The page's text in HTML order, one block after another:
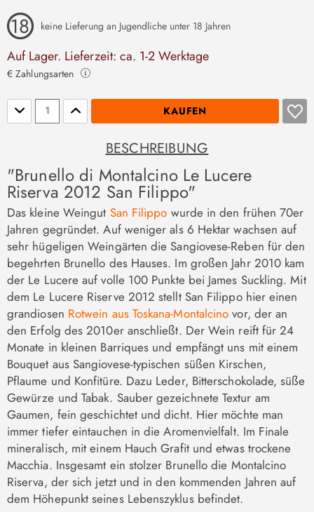
keine Lieferung an Jugendliche unter 18 Jahren
Auf Lager. Lieferzeit: ca. 1-2 Werktage
€ Zahlungsarten
Stückzahl KAUFEN
BESCHREIBUNG
"Brunello di Montalcino Le Lucere
Riserva 2012 San Filippo"
Das kleine Weingut San Filippo wurde in den frühen 70er
Jahren gegründet. Auf weniger als 6 Hektar wachsen auf
sehr hügeligen Weingärten die Sangiovese-Reben für den
begehrten Brunello des Hauses. Im großen Jahr 2010 kam
der Le Lucere auf volle 100 Punkte bei James Suckling. Mit
dem Le Lucere Riserve 2012 stellt San Filippo hier einen
grandiosen Rotwein aus Toskana-Montalcino vor, der an
den Erfolg des 2010er anschließt. Der Wein reift für 24
Monate in kleinen Barriques und empfängt uns mit einem
Bouquet aus Sangiovese-typischen süßen Kirschen,
Pflaume und Konfitüre. Dazu Leder, Bitterschokolade, süße
Gewürze und Tabak. Sauber gezeichnete Textur am
Gaumen, fein geschichtet und dicht. Hier möchte man
immer tiefer eintauchen in die Aromenvielfalt. Im Finale
mineralisch, mit einem Hauch Grafit und etwas trockene
Macchia. Insgesamt ein stolzer Brunello die Montalcino
Riserva, der sich jetzt und in den kommenden Jahren auf
dem Höhepunkt seines Lebenszyklus befindet.